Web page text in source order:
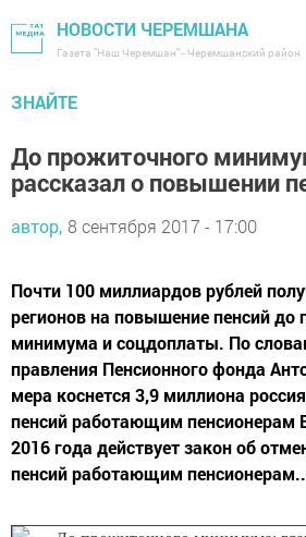
НОВОСТИ ЧЕРЕМШАНА
Газета "Наш Черемшан" - Черемшанский район
ЗНАЙТЕ
До прожиточного
рассказал о повышении
автор, 8 сентября 2017 - 17:00
Почти 100 миллиардов рублей
регионов на повышение пенсий до
минимума и соцдоплаты. По
правления Пенсионного фонда
мера коснется 3,9 миллиона
пенсий работающим пенсионерам
2016 года действует закон об
пенсий работающим